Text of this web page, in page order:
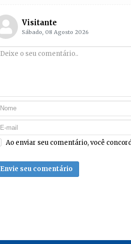
Visitante
Sábado, 08 Agosto 2026
Ao enviar seu comentário, você
Envie seu comentário